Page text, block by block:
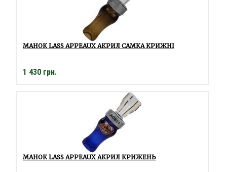
МАНОК LASS APPEAUX АКРИЛ САМКА КРИЖНІ
1 430 грн.
МАНОК LASS APPEAUX АКРИЛ КРИЖЕНЬ